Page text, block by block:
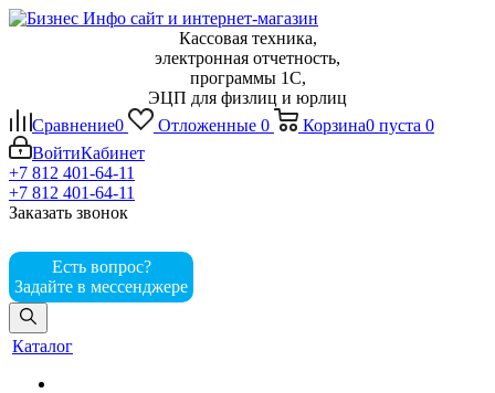
Кассовая техника,
электронная отчетность,
программы 1С,
ЭЦП для физлиц и юрлиц
Сравнение0 Отложенные 0 Корзина0 пуста 0
ВойтиКабинет
+7 812 401-64-11
+7 812 401-64-11
Заказать звонок
Есть вопрос?
Задайте в мессенджере
Каталог